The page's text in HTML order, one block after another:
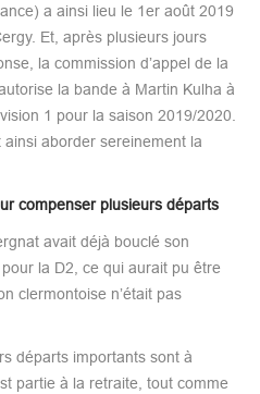
a ainsi lieu le 1er août 2019
Et, après plusieurs jours
la commission d’appel de la
la bande à Martin Kulha à
1 pour la saison 2019/2020.
aborder sereinement la
compenser plusieurs départs
avait déjà bouclé son
la D2, ce qui aurait pu être
clermontoise n’était pas
départs importants sont à
partie à la retraite, tout comme